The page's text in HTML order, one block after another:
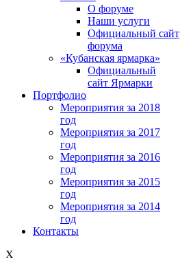
О форуме
Наши услуги
Официальный сайт
форума
«Кубанская ярмарка»
Официальный
сайт Ярмарки
Портфолио
Мероприятия за 2018
год
Мероприятия за 2017
год
Мероприятия за 2016
год
Мероприятия за 2015
год
Мероприятия за 2014
год
Контакты
X